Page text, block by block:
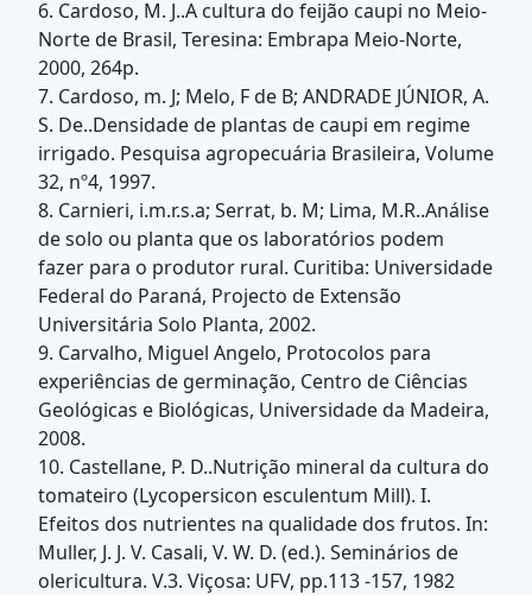
6. Cardoso, M. J..A cultura do feijão caupi no Meio-
Norte de Brasil, Teresina: Embrapa Meio-Norte,
2000, 264p.
7. Cardoso, m. J; Melo, F de B; ANDRADE JÚNIOR, A.
S. De..Densidade de plantas de caupi em regime
irrigado. Pesquisa agropecuária Brasileira, Volume
32, nº4, 1997.
8. Carnieri, i.m.r.s.a; Serrat, b. M; Lima, M.R..Análise
de solo ou planta que os laboratórios podem
fazer para o produtor rural. Curitiba: Universidade
Federal do Paraná, Projecto de Extensão
Universitária Solo Planta, 2002.
9. Carvalho, Miguel Angelo, Protocolos para
experiências de germinação, Centro de Ciências
Geológicas e Biológicas, Universidade da Madeira,
2008.
10. Castellane, P. D..Nutrição mineral da cultura do
tomateiro (Lycopersicon esculentum Mill). I.
Efeitos dos nutrientes na qualidade dos frutos. In:
Muller, J. J. V. Casali, V. W. D. (ed.). Seminários de
olericultura. V.3. Viçosa: UFV, pp.113 -157, 1982